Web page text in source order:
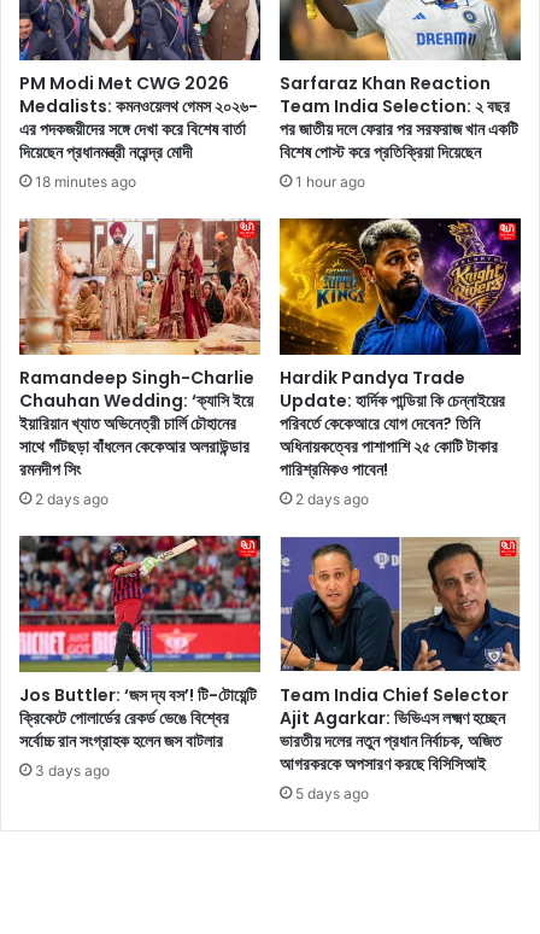
স
ক
র
ছি
’
,
হু
লে
র
মৃ
ত্যু
র
এ
ক
মা
স
প
র
প্র
ম
বা
র
মু
খ
খু
ল
লে
ন
স্ত্রী
য়া
পা
টা
র
হ
ট
অ্
ন্ড
বো
ল্ড
লু
ক
মু
গ্ধ
ক
রে
ছে
ভ
ক্ত
র
,
অ
ভি
নে
ত্রী
র
স্টা
ই
ল
প
PM Modi Met CWG 2026
Medalists: কমনওয়েলথ গেমস ২০২৬-
এর পদকজয়ীদের সঙ্গে দেখা করে বিশেষ বার্তা
দিয়েছেন প্রধানমন্ত্রী নরেন্দ্র মোদী
18 minutes ago
Sarfaraz Khan Reaction
Team India Selection: ২ বছর
পর জাতীয় দলে ফেরার পর সরফরাজ খান একটি
বিশেষ পোস্ট করে প্রতিক্রিয়া দিয়েছেন
1 hour ago
Ramandeep Singh-Charlie
Chauhan Wedding: ‘ক্যাসি ইয়ে
ইয়ারিয়ান খ্যাত অভিনেত্রী চার্লি চৌহানের
সাথে গাঁটছড়া বাঁধলেন কেকেআর অলরাউন্ডার
রমনদীপ সিং
2 days ago
Hardik Pandya Trade
Update: হার্দিক পান্ডিয়া কি চেন্নাইয়ের
পরিবর্তে কেকেআরে যোগ দেবেন? তিনি
অধিনায়কত্বের পাশাপাশি ২৫ কোটি টাকার
পারিশ্রমিকও পাবেন!
2 days ago
Jos Buttler: ‘জস দ্য বস’! টি-টোয়েন্টি
ক্রিকেটে পোলার্ডের রেকর্ড ভেঙে বিশ্বের
সর্বোচ্চ রান সংগ্রাহক হলেন জস বাটলার
3 days ago
Team India Chief Selector
Ajit Agarkar: ভিভিএস লক্ষ্মণ হচ্ছেন
ভারতীয় দলের নতুন প্রধান নির্বাচক, অজিত
আগরকরকে অপসারণ করছে বিসিসিআই
5 days ago